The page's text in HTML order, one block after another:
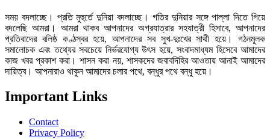
সময় বদলাচ্ছে। প্রতি মুহুর্তে দুনিয়া বদলাচ্ছে। গতির দুনিয়ার সঙ্গে পাল্লা দিতে গিয়ে
বদলেছি আমরা। আমরা থাকব আপনাদের অগ্রযাত্রার সহযাত্রী হিসাবে, আপনাদের
প্রতিবাদের বলিষ্ঠ কণ্ঠস্বর হয়ে, আপনাদের সব সুখ-দুঃখের সাথী হয়ে। গঠনমূলক
সমালোচক এবং তথ্যের সবচেয়ে নির্ভরযোগ্য উ‍ৎস হয়ে, সংবাদমাধ্যম হিসেবে আমাদের
কাজ খবর প্রকাশ করা। শাসন করা নয়, শাসকদের জবাবদিহির আওতায় আনাই আমাদের
দায়িত্ব। আপনারাও থাকুন আমাদের চলার পথে, বন্ধুর পথে বন্ধু হয়ে।
Important Links
Contact
Privacy Policy